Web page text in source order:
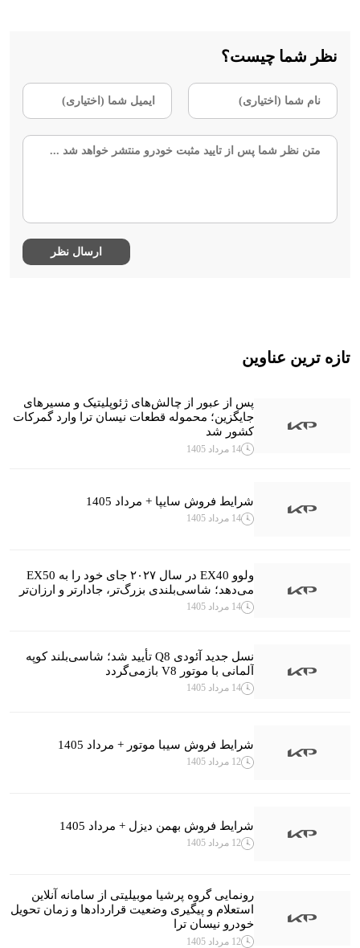
نظر شما چیست؟
تازه ترین عناوین
پس از عبور از چالش‌های ژئوپلیتیک و مسیرهای
جایگزین؛ محموله قطعات نیسان ترا وارد گمرکات
کشور شد
14 مرداد 1405
شرایط فروش سایپا + مرداد 1405
14 مرداد 1405
ولوو EX40 در سال ۲۰۲۷ جای خود را به EX50
می‌دهد؛ شاسی‌بلندی بزرگ‌تر، جادارتر و ارزان‌تر
14 مرداد 1405
نسل جدید آئودی Q8 تأیید شد؛ شاسی‌بلند کوپه
آلمانی با موتور V8 بازمی‌گردد
14 مرداد 1405
شرایط فروش سیبا موتور + مرداد 1405
12 مرداد 1405
شرایط فروش بهمن دیزل + مرداد 1405
12 مرداد 1405
رونمایی گروه پرشیا موبیلیتی از سامانه آنلاین
استعلام و پیگیری وضعیت قراردادها و زمان تحویل
خودرو نیسان ترا
12 مرداد 1405